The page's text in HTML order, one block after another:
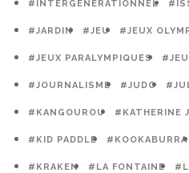
#INTERGÉNÉRATIONNEL
#JARDIN #JEU #JEUX
#JEUX PARALYMPIQUES
#JOURNALISME #JUDO
#KANGOUROU #KATHERINE
#KID PADDLE #KOOKABURRA
#KRAKEN #LA FONTAINE